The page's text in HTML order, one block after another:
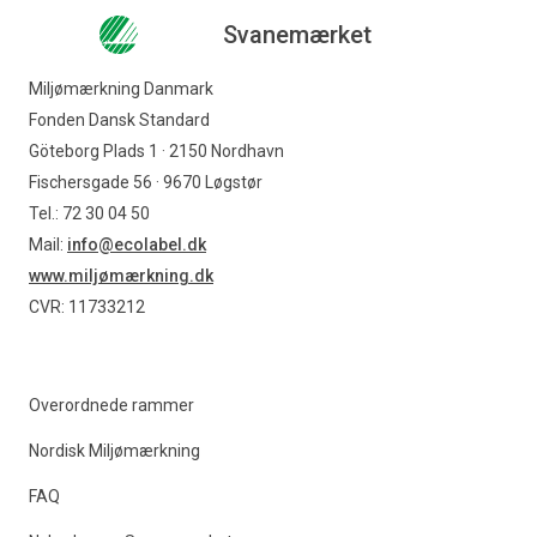
Svanemærket
Miljømærkning Danmark
Fonden Dansk Standard
Göteborg Plads 1 · 2150 Nordhavn
Fischersgade 56 · 9670 Løgstør
Tel.: 72 30 04 50
Mail: info@ecolabel.dk
www.miljømærkning.dk
CVR: 11733212
Overordnede rammer
Nordisk Miljømærkning
FAQ